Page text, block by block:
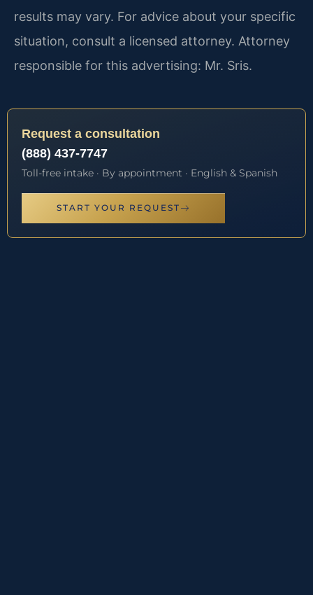
results may vary. For advice about your specific
situation, consult a licensed attorney. Attorney
responsible for this advertising: Mr. Sris.
Request a consultation
(888) 437-7747
Toll-free intake · By appointment · English & Spanish
START YOUR REQUEST